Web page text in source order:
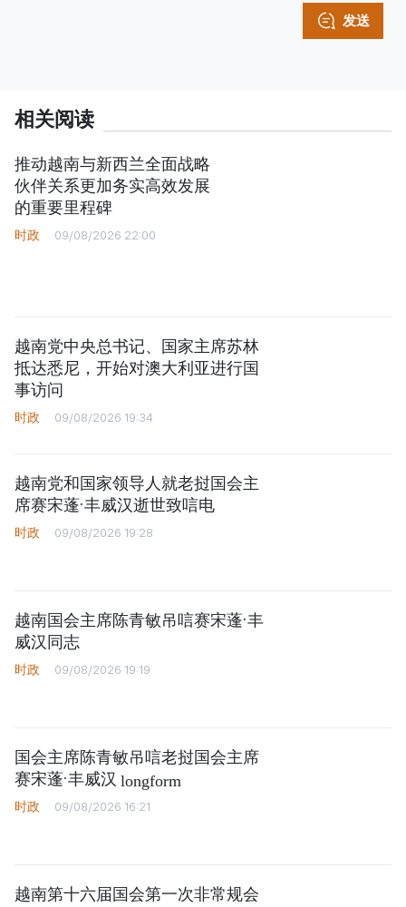
发送
相关阅读
推动越南与新西兰全面战略
伙伴关系更加务实高效发展
的重要里程碑
时政 09/08/2026 22:00
越南党中央总书记、国家主席苏林
抵达悉尼，开始对澳大利亚进行国
事访问
时政 09/08/2026 19:34
越南党和国家领导人就老挝国会主
席赛宋蓬·丰威汉逝世致唁电
时政 09/08/2026 19:28
越南国会主席陈青敏吊唁赛宋蓬·丰
威汉同志
时政 09/08/2026 19:19
国会主席陈青敏吊唁老挝国会主席
赛宋蓬·丰威汉 longform
时政 09/08/2026 16:21
越南第十六届国会第一次非常规会